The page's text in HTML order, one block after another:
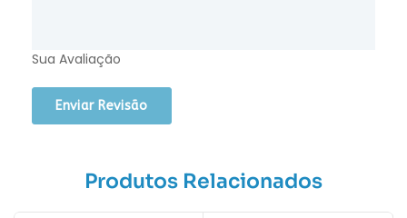
Sua Avaliação
Produtos Relacionados